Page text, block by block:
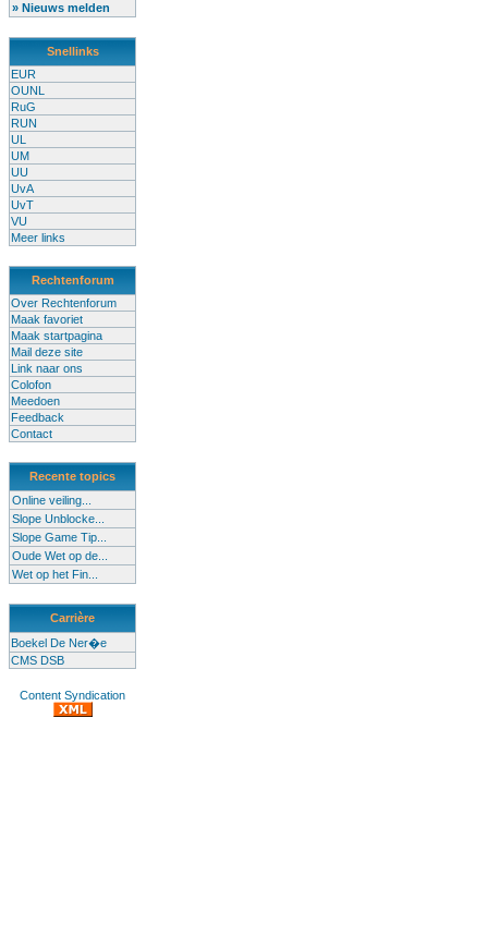
» Nieuws melden
Snellinks
EUR
OUNL
RuG
RUN
UL
UM
UU
UvA
UvT
VU
Meer links
Rechtenforum
Over Rechtenforum
Maak favoriet
Maak startpagina
Mail deze site
Link naar ons
Colofon
Meedoen
Feedback
Contact
Recente topics
Online veiling...
Slope Unblocke...
Slope Game Tip...
Oude Wet op de...
Wet op het Fin...
Carrière
Boekel De Ner�e
CMS DSB
Content Syndication